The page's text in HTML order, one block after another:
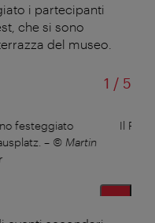
i partecipanti
che si sono
del museo.
1 /di
5
festeggiato
– © Martin
Il